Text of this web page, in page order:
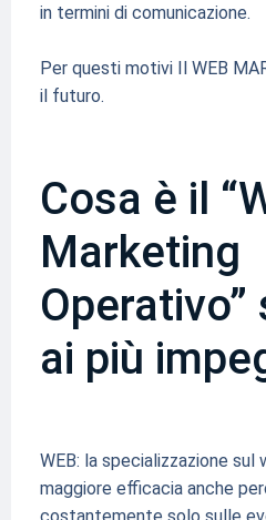
in termini di comunicazione.
Per questi motivi Il WEB
il futuro.
Cosa è il
Marketing
ai più
WEB: la specializzazione sul
maggiore efficacia anche